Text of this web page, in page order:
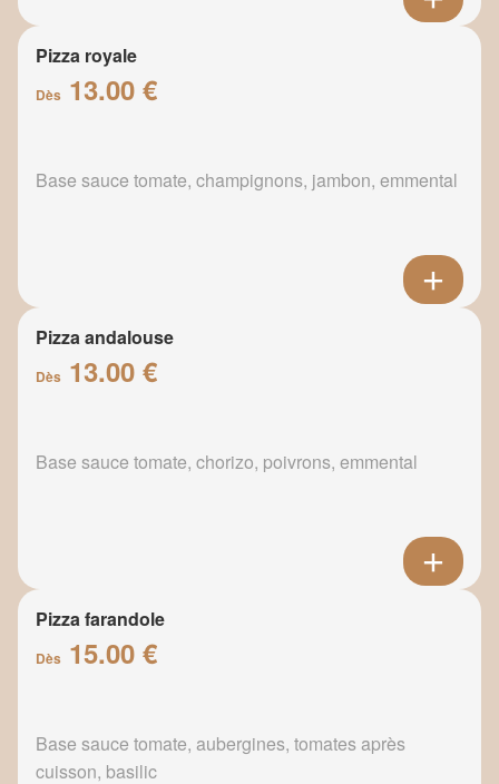
Pizza royale
Dès 13.00 €
Base sauce tomate, champignons, jambon, emmental
Pizza andalouse
Dès 13.00 €
Base sauce tomate, chorizo, poivrons, emmental
Pizza farandole
Dès 15.00 €
Base sauce tomate, aubergines, tomates après
cuisson, basilic